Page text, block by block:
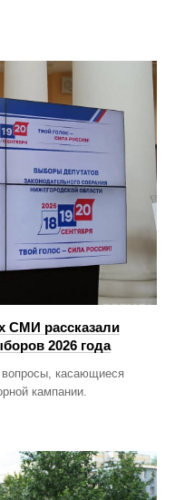
СМИ рассказали
2026 года
касающиеся
кампании.